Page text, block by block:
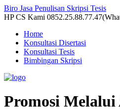
Biro Jasa Penulisan Skripsi Tesis
HP CS Kami
Home
Konsultasi Disertasi
Konsultasi Tesis
Bimbingan Skripsi
Promosi